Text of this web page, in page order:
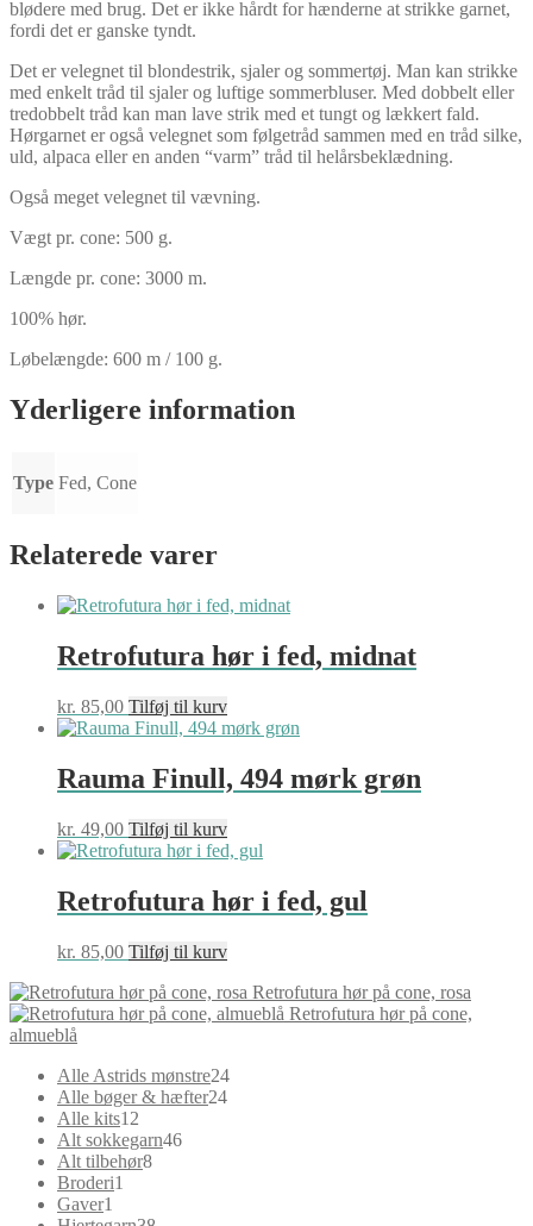
blødere med brug. Det er ikke hårdt for hænderne at strikke garnet,
fordi det er ganske tyndt.
Det er velegnet til blondestrik, sjaler og sommertøj. Man kan strikke
med enkelt tråd til sjaler og luftige sommerbluser. Med dobbelt eller
tredobbelt tråd kan man lave strik med et tungt og lækkert fald.
Hørgarnet er også velegnet som følgetråd sammen med en tråd silke,
uld, alpaca eller en anden “varm” tråd til helårsbeklædning.
Også meget velegnet til vævning.
Vægt pr. cone: 500 g.
Længde pr. cone: 3000 m.
100% hør.
Løbelængde: 600 m / 100 g.
Yderligere information
Type Fed, Cone
Relaterede varer
Retrofutura hør i fed, midnat
kr. 85,00 Tilføj til kurv
Rauma Finull, 494 mørk grøn
kr. 49,00 Tilføj til kurv
Retrofutura hør i fed, gul
kr. 85,00 Tilføj til kurv
Retrofutura hør på cone, rosa
Retrofutura hør på cone,
almueblå
Alle Astrids mønstre2424
Alle bøger & hæfter2424
Alle kits12
varer
Alt sokkegarn4646
Alt tilbehør88
Broderi1
Gaver1